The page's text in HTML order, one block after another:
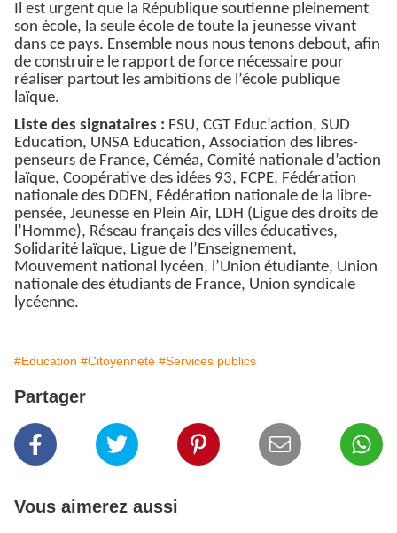
Il est urgent que la République soutienne pleinement
son école, la seule école de toute la jeunesse vivant
dans ce pays. Ensemble nous nous tenons debout, afin
de construire le rapport de force nécessaire pour
réaliser partout les ambitions de l’école publique
laïque.
Liste des signataires : FSU, CGT Educ’action, SUD
Education, UNSA Education, Association des libres-
penseurs de France, Céméa, Comité nationale d’action
laïque, Coopérative des idées 93, FCPE, Fédération
nationale des DDEN, Fédération nationale de la libre-
pensée, Jeunesse en Plein Air, LDH (Ligue des droits de
l’Homme), Réseau français des villes éducatives,
Solidarité laïque, Ligue de l’Enseignement,
Mouvement national lycéen, l’Union étudiante, Union
nationale des étudiants de France, Union syndicale
lycéenne.
#Education #Citoyenneté #Services publics
Partager
Vous aimerez aussi